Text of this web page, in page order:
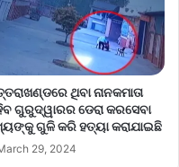
ଥିବା ନାନକମାତା
ଗୁରୁଦ୍ୱାରର ଡେରା କରସେବା
ଗୁଳି କରି ହତ୍ୟା କରାଯାଇଛି
29, 2024